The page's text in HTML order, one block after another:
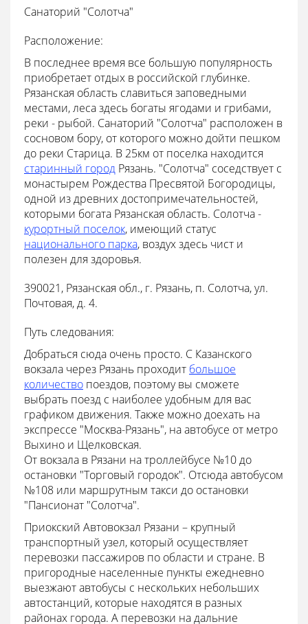
Санаторий "Солотча"
Расположение:
В последнее время все большую популярность
приобретает отдых в российской глубинке.
Рязанская область славиться заповедными
местами, леса здесь богаты ягодами и грибами,
реки - рыбой. Санаторий "Солотча" расположен в
сосновом бору, от которого можно дойти пешком
до реки Старица. В 25км от поселка находится
старинный город Рязань. "Солотча" соседствует с
монастырем Рождества Пресвятой Богородицы,
одной из древних достопримечательностей,
которыми богата Рязанская область. Солотча -
курортный поселок, имеющий статус
национального парка, воздух здесь чист и
полезен для здоровья.
390021, Рязанская обл., г. Рязань, п. Солотча, ул.
Почтовая, д. 4.
Путь следования:
Добраться сюда очень просто. С Казанского
вокзала через Рязань проходит большое
количество поездов, поэтому вы сможете
выбрать поезд с наиболее удобным для вас
графиком движения. Также можно доехать на
экспрессе "Москва-Рязань", на автобусе от метро
Выхино и Щелковская.
От вокзала в Рязани на троллейбусе №10 до
остановки "Торговый городок". Отсюда автобусом
№108 или маршрутным такси до остановки
"Пансионат "Солотча".
Приокский Автовокзал Рязани – крупный
транспортный узел, который осуществляет
перевозки пассажиров по области и стране. В
пригородные населенные пункты ежедневно
выезжают автобусы с нескольких небольших
автостанций, которые находятся в разных
районах города. А перевозки на дальние